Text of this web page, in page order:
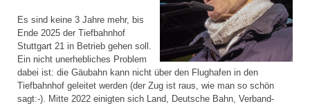
Es sind keine 3 Jahre mehr, bis
Ende 2025 der Tiefbahnhof
Stuttgart 21 in Betrieb gehen soll.
Ein nicht unerhebliches Problem
dabei ist: die Gäubahn kann nicht über den Flughafen in den
Tiefbahnhof geleitet werden (der Zug ist raus, wie man so schön
sagt:-). Mitte 2022 einigten sich Land, Deutsche Bahn, Verband-